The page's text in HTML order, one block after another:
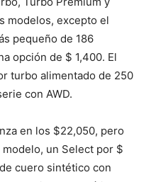
modelos, excepto el
pequeño de 186
opción de $ 1,400. El
turbo alimentado de 250
con AWD.
en los $22,050, pero
un Select por $
cuero sintético con